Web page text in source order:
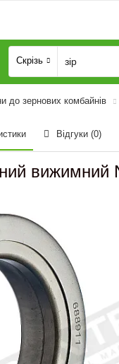
Скрізь
до зернових комбайнів
Відгуки (0)